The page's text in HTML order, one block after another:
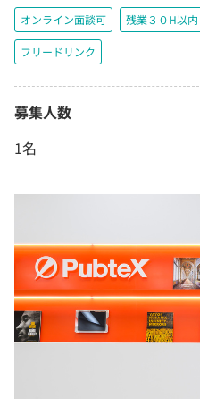
オンライン面談可 残業３０H以内
フリードリンク
募集人数
1名